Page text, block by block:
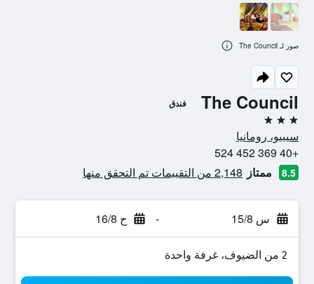
The Council فندق
3 نجوم
سيبيو، رومانيا
+40 369 452 524
8.5 ممتاز 2,148 من التقييمات تم التحقق منها
س 15/8 - ح 16/8
2 من الضيوف، غرفة واحدة
صور لـ The Council